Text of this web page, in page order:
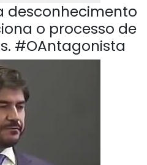
desconhecimento
o processo de
#OAntagonista